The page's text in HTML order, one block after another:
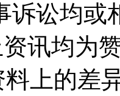
诉讼均或
讯均为
上的差